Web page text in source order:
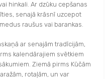
hinkali. Ar dzūku cepšanas
senajā krāsnī uzcepot
raušus vai barankas.
ar senajām tradīcijām,
kalendārajiem svētkiem
Ziemā pirms Kūčām
rotaļām, un var